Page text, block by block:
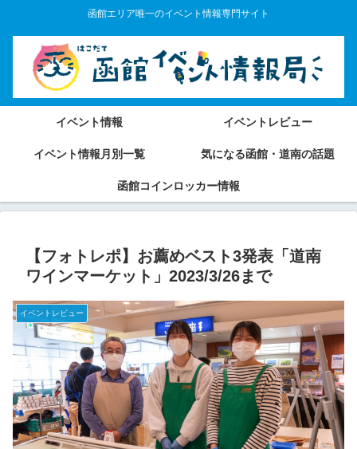
函館エリア唯一のイベント情報専門サイト
イベント情報 イベントレビュー
イベント情報月別一覧 気になる函館・道南の話題
函館コインロッカー情報
【フォトレポ】お薦めベスト3発表「道南
ワインマーケット」2023/3/26まで
イベントレビュー